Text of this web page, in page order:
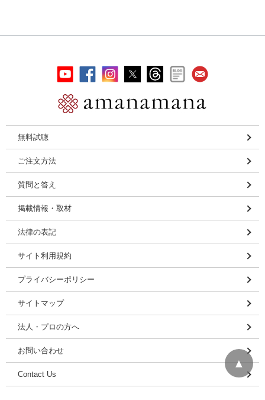
無料試聴
ご注文方法
質問と答え
掲載情報・取材
法律の表記
サイト利用規約
プライバシーポリシー
サイトマップ
法人・プロの方へ
お問い合わせ
Contact Us
▲